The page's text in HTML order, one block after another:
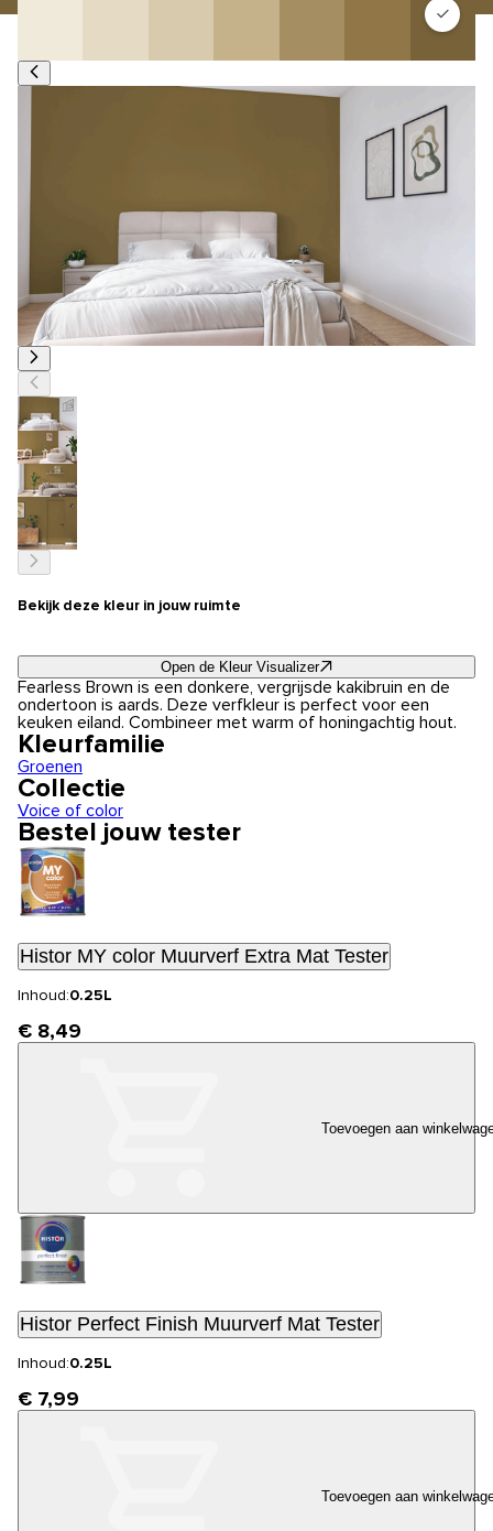
Bekijk deze kleur in jouw ruimte
Open de Kleur Visualizer
Fearless Brown is een donkere, vergrijsde kakibruin en de
ondertoon is aards. Deze verfkleur is perfect voor een
keuken eiland. Combineer met warm of honingachtig hout.
Kleurfamilie
Groenen
Collectie
Voice of color
Bestel jouw tester
Histor MY color Muurverf Extra Mat Tester
Inhoud:0.25L
€ 8,49
Toevoegen aan
Histor Perfect Finish Muurverf Mat Tester
Inhoud:0.25L
€ 7,99
Toevoegen aan